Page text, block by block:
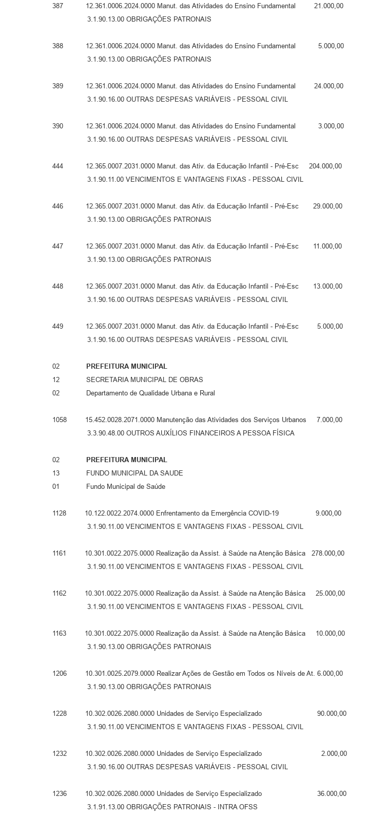
387 12.361.0006.2024.0000 Manut. das Atividades do Ensino Fundamental 21.000,00
3.1.90.13.00 OBRIGAÇÕES PATRONAIS
388 12.361.0006.2024.0000 Manut. das Atividades do Ensino Fundamental 5.000,00
3.1.90.13.00 OBRIGAÇÕES PATRONAIS
389 12.361.0006.2024.0000 Manut. das Atividades do Ensino Fundamental 24.000,00
3.1.90.16.00 OUTRAS DESPESAS VARIÁVEIS - PESSOAL CIVIL
390 12.361.0006.2024.0000 Manut. das Atividades do Ensino Fundamental 3.000,00
3.1.90.16.00 OUTRAS DESPESAS VARIÁVEIS - PESSOAL CIVIL
444 12.365.0007.2031.0000 Manut. das Ativ. da Educação Infantil - Pré-Esc 204.000,00
3.1.90.11.00 VENCIMENTOS E VANTAGENS FIXAS - PESSOAL CIVIL
446 12.365.0007.2031.0000 Manut. das Ativ. da Educação Infantil - Pré-Esc 29.000,00
3.1.90.13.00 OBRIGAÇÕES PATRONAIS
447 12.365.0007.2031.0000 Manut. das Ativ. da Educação Infantil - Pré-Esc 11.000,00
3.1.90.13.00 OBRIGAÇÕES PATRONAIS
448 12.365.0007.2031.0000 Manut. das Ativ. da Educação Infantil - Pré-Esc 13.000,00
3.1.90.16.00 OUTRAS DESPESAS VARIÁVEIS - PESSOAL CIVIL
449 12.365.0007.2031.0000 Manut. das Ativ. da Educação Infantil - Pré-Esc 5.000,00
3.1.90.16.00 OUTRAS DESPESAS VARIÁVEIS - PESSOAL CIVIL
02
PREFEITURA MUNICIPAL
12 SECRETARIA MUNICIPAL DE OBRAS
02 Departamento de Qualidade Urbana e Rural
1058 15.452.0028.2071.0000 Manutenção das Atividades dos Serviços Urbanos 7.000,00
3.3.90.48.00 OUTROS AUXÍLIOS FINANCEIROS A PESSOA FÍSICA
02
PREFEITURA MUNICIPAL
13 FUNDO MUNICIPAL DA SAUDE
01 Fundo Municipal de Saúde
1128 10.122.0022.2074.0000 Enfrentamento da Emergência COVID-19 9.000,00
3.1.90.11.00 VENCIMENTOS E VANTAGENS FIXAS - PESSOAL CIVIL
1161 10.301.0022.2075.0000 Realização da Assist. à Saúde na Atenção Básica 278.000,00
3.1.90.11.00 VENCIMENTOS E VANTAGENS FIXAS - PESSOAL CIVIL
1162 10.301.0022.2075.0000 Realização da Assist. à Saúde na Atenção Básica 25.000,00
3.1.90.11.00 VENCIMENTOS E VANTAGENS FIXAS - PESSOAL CIVIL
1163 10.301.0022.2075.0000 Realização da Assist. à Saúde na Atenção Básica 10.000,00
3.1.90.13.00 OBRIGAÇÕES PATRONAIS
1206 10.301.0025.2079.0000 Realizar Ações de Gestão em Todos os Níveis de At. 6.000,00
3.1.90.13.00 OBRIGAÇÕES PATRONAIS
1228 10.302.0026.2080.0000 Unidades de Serviço Especializado 90.000,00
3.1.90.11.00 VENCIMENTOS E VANTAGENS FIXAS - PESSOAL CIVIL
1232 10.302.0026.2080.0000 Unidades de Serviço Especializado 2.000,00
3.1.90.16.00 OUTRAS DESPESAS VARIÁVEIS - PESSOAL CIVIL
1236 10.302.0026.2080.0000 Unidades de Serviço Especializado 36.000,00
3.1.91.13.00 OBRIGAÇÕES PATRONAIS - INTRA OFSS